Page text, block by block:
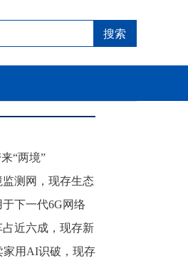
“两境”
测网，现存生态
下一代6G网络
近六成，现存新
用AI识破，现存